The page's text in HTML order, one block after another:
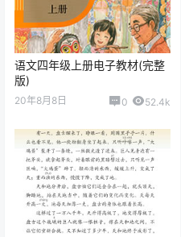
语文四年级上册电子教材(完整
版)
20年8月8日 0 52.4k